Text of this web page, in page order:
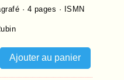
· 4 pages ·
ISMN